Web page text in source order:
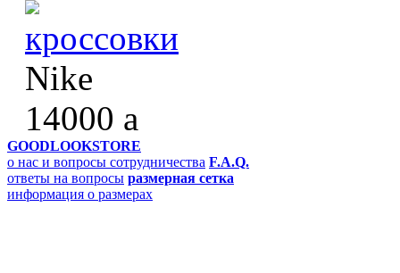
кроссовки
Nike
14000 a
GOODLOOKSTORE
о нас и вопросы сотрудничества F.A.Q.
ответы на вопросы размерная сетка
информация о размерах